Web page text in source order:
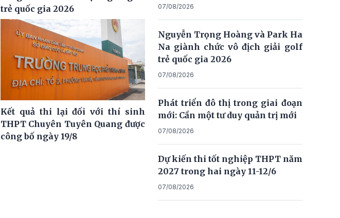
trẻ quốc gia 2026
Kết quả thi lại đối với thí sinh
THPT Chuyên Tuyên Quang được
công bố ngày 19/8
07/08/2026
Nguyễn Trọng Hoàng và Park Ha
Na giành chức vô địch giải golf
trẻ quốc gia 2026
07/08/2026
Phát triển đô thị trong giai đoạn
mới: Cần một tư duy quản trị mới
07/08/2026
Dự kiến thi tốt nghiệp THPT năm
2027 trong hai ngày 11-12/6
07/08/2026